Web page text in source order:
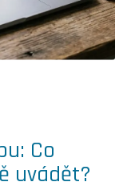
Co
uvádět?